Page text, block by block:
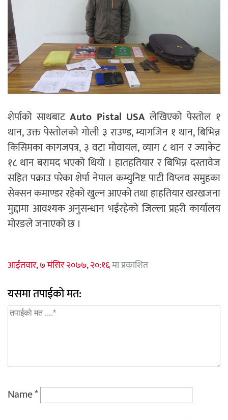
शेर्पाको साथबाट Auto Pistal USA लेखिएको पेस्तोल १
थान, उक्त पेस्तोलको गोली ३ राउण्ड, म्यागजिन १ थान, बिभिन्न
किसिमका कागजपत्र, ३ वटा मोवायल, व्याग ८ थान र ज्याकेट
१८ थान बरामद भएको थियो । हातहतियार र बिभिन्न दस्तावेज
सहित पक्राउ परेका शेर्पा नेपाल कम्युनिष्ट पाटी विप्लव समुहका
सेक्सन कमाण्डर रहेको खुल्न आएको तथा हाहतियार खरखजना
मुद्दामा आवश्यक अनुसन्धान भईरहेको जिल्ला प्रहरी कार्यालय
मोरङले जनाएको छ ।
आईतवार, ७ मंसिर २०७७, २०:१६मा प्रकाशित
यसमा तपाईको मत:
Name*